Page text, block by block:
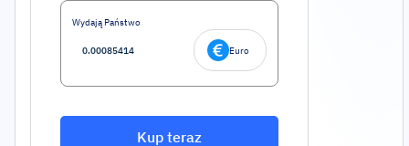
Wydają Państwo
Euro
Kup teraz